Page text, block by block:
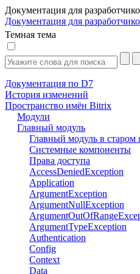
Документация для
Документация для
Темная тема
Документация по D7
История изменений
Пространство имён Bitrix
Модули
Главный модуль
Главный модуль в старом
Системные компоненты
Права доступа
AccessDeniedException
Application
ArgumentException
ArgumentNullException
ArgumentTypeException
Authentication
Config
Context
Data